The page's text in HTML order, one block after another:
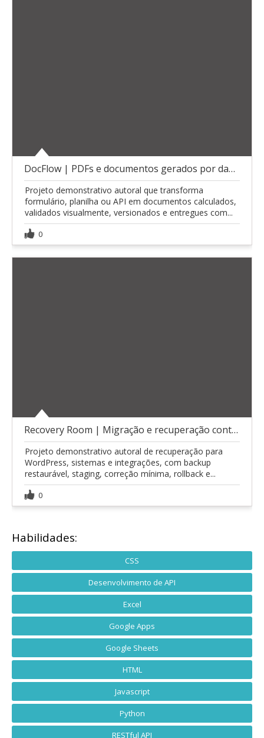
DocFlow | PDFs e documentos gerados por dados
Projeto demonstrativo autoral que transforma
formulário, planilha ou API em documentos calculados,
validados visualmente, versionados e entregues com...
0
Recovery Room | Migração e recuperação controlada
Projeto demonstrativo autoral de recuperação para
WordPress, sistemas e integrações, com backup
restaurável, staging, correção mínima, rollback e...
0
Habilidades:
CSS
Desenvolvimento de API
Excel
Google Apps
Google Sheets
HTML
Javascript
Python
RESTful API